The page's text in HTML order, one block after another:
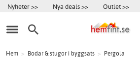
Nyheter >> Nya deals >> Outlet >>
Hem > Bodar & stugor i byggsats > Pergola